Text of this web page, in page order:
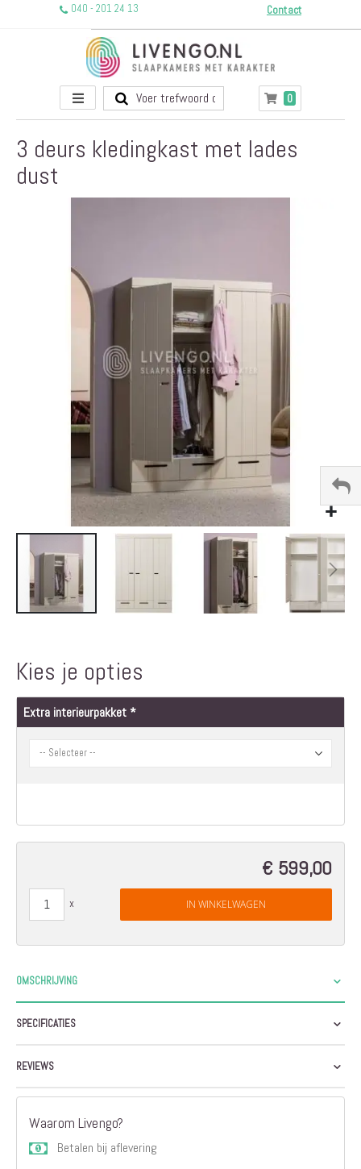
040 - 201 24 13 Contact
Toggle
Nav
Winkelwagen
0producten
3 deurs kledingkast met lades
dust
begin
de
Kies je opties
Extra interieurpakket
€ 599,00
IN WINKELWAGEN
OMSCHRIJVING
SPECIFICATIES
REVIEWS
Waarom Livengo?
Betalen bij aflevering